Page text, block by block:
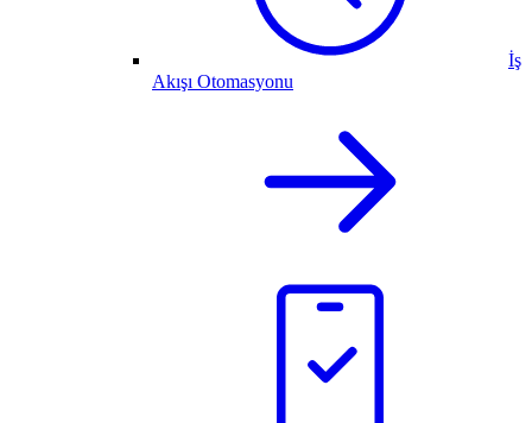
İş
Akışı Otomasyonu